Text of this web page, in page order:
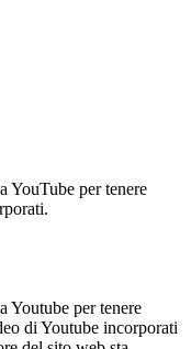
YouTube per tenere
Youtube per tenere
di Youtube incorporati